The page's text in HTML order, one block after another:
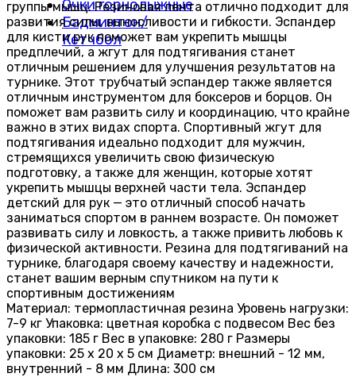
Очки горнолыжные
Бадминтон/
Кетчбол
группы мышц. Резиновая лента отлично подходит для
развития силы, выносливости и гибкости. Эспандер
для кисти рук поможет вам укрепить мышцы
предплечий, а жгут для подтягивания станет
отличным решением для улучшения результатов на
турнике. Этот трубчатый эспандер также является
отличным инструментом для боксеров и борцов. Он
поможет вам развить силу и координацию, что крайне
важно в этих видах спорта. Спортивный жгут для
подтягивания идеально подходит для мужчин,
стремящихся увеличить свою физическую
подготовку, а также для женщин, которые хотят
укрепить мышцы верхней части тела. Эспандер
детский для рук — это отличный способ начать
заниматься спортом в раннем возрасте. Он поможет
развивать силу и ловкость, а также привить любовь к
физической активности. Резина для подтягиваний на
турнике, благодаря своему качеству и надежности,
станет вашим верным спутником на пути к
спортивным достижениям
Материал: термопластичная резина Уровень нагрузки:
7-9 кг Упаковка: цветная коробка с подвесом Вес без
упаковки: 185 г Вес в упаковке: 280 г Размеры
упаковки: 25 х 20 х 5 см Диаметр: внешний - 12 мм,
внутренний - 8 мм Длина: 300 см